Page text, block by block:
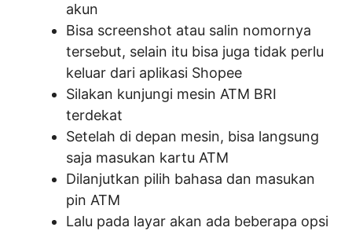
akun
Bisa screenshot atau salin nomornya
tersebut, selain itu bisa juga tidak perlu
keluar dari aplikasi Shopee
Silakan kunjungi mesin ATM BRI
terdekat
Setelah di depan mesin, bisa langsung
saja masukan kartu ATM
Dilanjutkan pilih bahasa dan masukan
pin ATM
Lalu pada layar akan ada beberapa opsi